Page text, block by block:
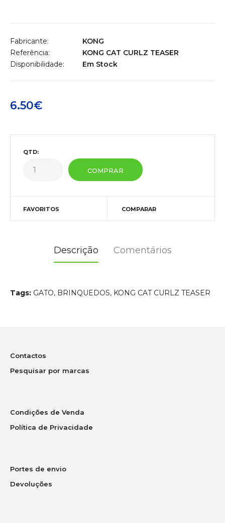
Fabricante:
KONG
Referência:
KONG CAT CURLZ TEASER
Disponibilidade:
Em Stock
6.50€
QTD:
FAVORITOS COMPARAR
Descrição Comentários
Tags: GATO, BRINQUEDOS, KONG CAT CURLZ TEASER
Contactos
Pesquisar por marcas
Condições de Venda
Política de Privacidade
Portes de envio
Devoluções